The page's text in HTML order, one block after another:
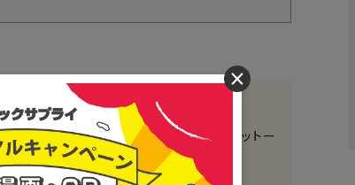
専門会社。『感動を循環させよう』をモットー
×